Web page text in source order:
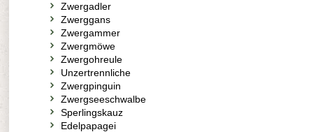
Zwergadler
Zwerggans
Zwergammer
Zwergmöwe
Zwergohreule
Unzertrennliche
Zwergpinguin
Zwergseeschwalbe
Sperlingskauz
Edelpapagei